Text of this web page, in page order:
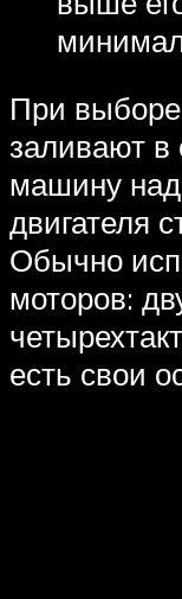
При
заливают в
машину
двигателя
Обычно
моторов:
есть свои